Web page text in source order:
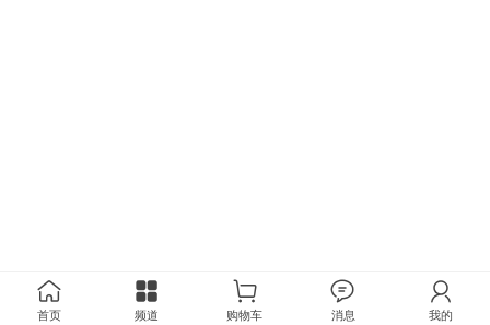
首页 频道 购物车 消息 我的